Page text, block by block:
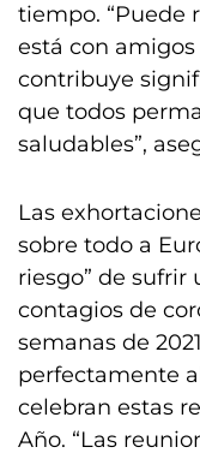
tiempo. “Puede
está con
contribuye
que todos
saludables”,
Las
sobre todo a
riesgo” de sufrir
contagios de
semanas de
perfectamente
celebran estas
Año. “Las